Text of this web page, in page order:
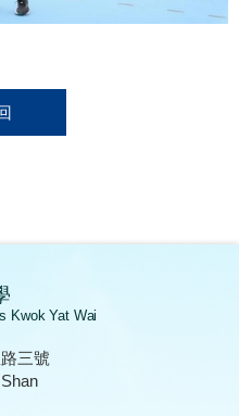
Kwok Yat Wai
三號